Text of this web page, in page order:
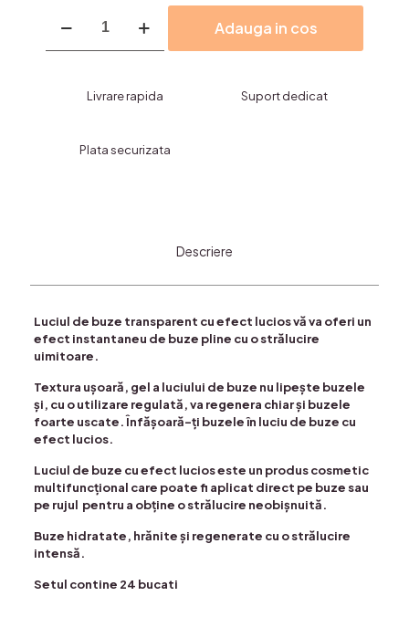
Luciu
de
Adauga in cos
Livrare rapida Suport dedicat
Plata securizata
Descriere
Luciul de buze transparent cu efect lucios vă va oferi un
efect instantaneu de buze pline cu o strălucire
uimitoare.
Textura ușoară, gel a luciului de buze nu lipește buzele
și, cu o utilizare regulată, va regenera chiar și buzele
foarte uscate. Înfășoară-ți buzele în luciu de buze cu
efect lucios.
Luciul de buze cu efect lucios este un produs cosmetic
multifuncțional care poate fi aplicat direct pe buze sau
pe rujul pentru a obține o strălucire neobișnuită.
Buze hidratate, hrănite și regenerate cu o strălucire
intensă.
Setul contine 24 bucati